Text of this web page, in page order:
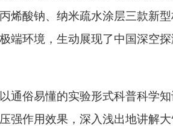
烯酸钠、纳米疏水涂层三款新
端环境，生动展现了中国深空
通俗易懂的实验形式科普科学
强作用效果，深入浅出地讲解